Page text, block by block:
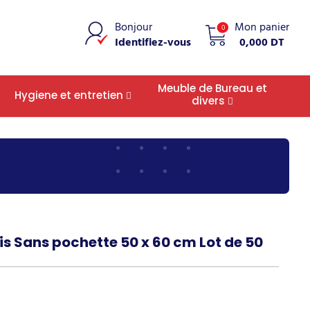
0 Mon panier
0,000 DT
Bonjour
Identifiez-vous
Hygiene et entretien
Meuble de Bureau et
divers
Sans pochette 50 x 60 cm Lot de 50